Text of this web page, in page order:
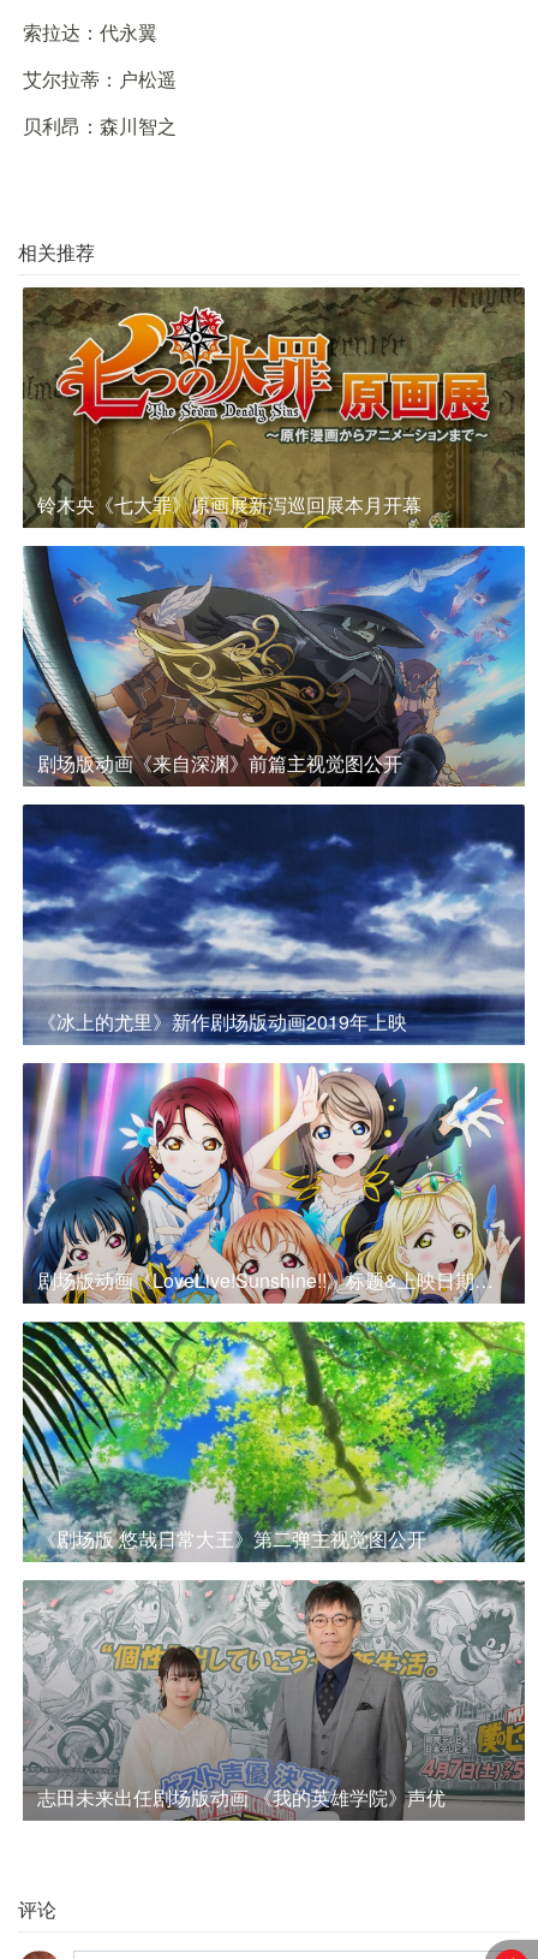
索拉达：代永翼
艾尔拉蒂：户松遥
贝利昂：森川智之
相关推荐
铃木央《七大罪》原画展新泻巡回展本月开幕
剧场版动画《来自深渊》前篇主视觉图公开
《冰上的尤里》新作剧场版动画2019年上映
剧场版动画《LoveLive!Sunshine!!》标题&上映日期公开
《剧场版 悠哉日常大王》第二弹主视觉图公开
志田未来出任剧场版动画 《我的英雄学院》声优
评论